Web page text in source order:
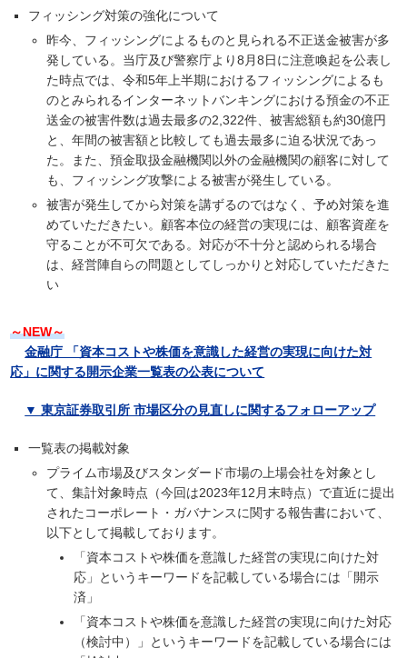
フィッシング対策の強化について
昨今、フィッシングによるものと見られる不正送金被害が多
発している。当庁及び警察庁より8月8日に注意喚起を公表し
た時点では、令和5年上半期におけるフィッシングによるも
のとみられるインターネットバンキングにおける預金の不正
送金の被害件数は過去最多の2,322件、被害総額も約30億円
と、年間の被害額と比較しても過去最多に迫る状況であっ
た。また、預金取扱金融機関以外の金融機関の顧客に対して
も、フィッシング攻撃による被害が発生している。
被害が発生してから対策を講ずるのではなく、予め対策を進
めていただきたい。顧客本位の経営の実現には、顧客資産を
守ることが不可欠である。対応が不十分と認められる場合
は、経営陣自らの問題としてしっかりと対応していただきた
い
～NEW～
金融庁 「資本コストや株価を意識した経営の実現に向けた対
応」に関する開示企業一覧表の公表について
▼ 東京証券取引所 市場区分の見直しに関するフォローアップ
一覧表の掲載対象
プライム市場及びスタンダード市場の上場会社を対象とし
て、集計対象時点（今回は2023年12月末時点）で直近に提出
されたコーポレート・ガバナンスに関する報告書において、
以下として掲載しております。
「資本コストや株価を意識した経営の実現に向けた対
応」というキーワードを記載している場合には「開示
済」
「資本コストや株価を意識した経営の実現に向けた対応
（検討中）」というキーワードを記載している場合には